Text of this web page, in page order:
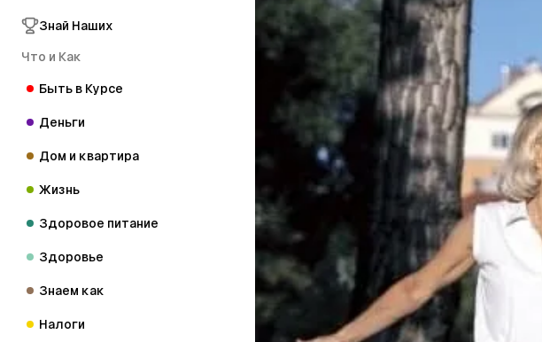
Знай Наших
Что и Как
Быть в Курсе
Деньги
Дом и квартира
Жизнь
Здоровое питание
Здоровье
Знаем как
Налоги